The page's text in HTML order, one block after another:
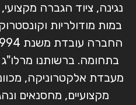
נגינה, ציוד הגברה
במות מודולריות
מעבדת אלקטרוניקה,
מקצועיים, מחסנאים